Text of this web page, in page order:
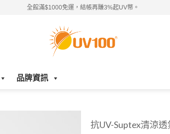
全館滿$1000免運，結帳再賺3%起UV幣。
品牌資訊
抗UV-Suptex清涼